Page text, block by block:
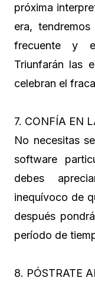
próxima
era,
frecuente y
Triunfarán las
celebran el
7. CONFÍA EN
No necesitas
software
debes
inequívoco de
después
período de
8. PÓSTRATE